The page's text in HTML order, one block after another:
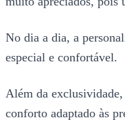
No dia a dia, a
especial e confortável.
Além da
conforto adaptado às